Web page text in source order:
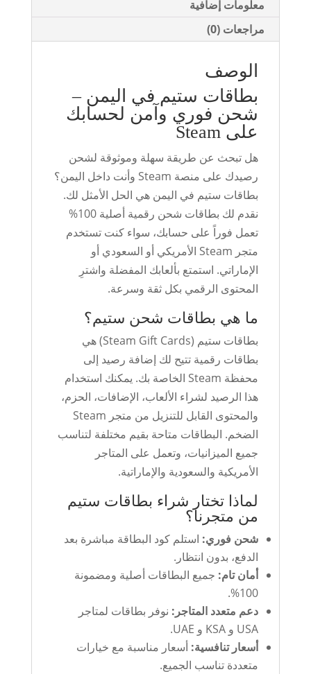
معلومات إضافية
مراجعات (0)
الوصف
بطاقات ستيم في اليمن –
شحن فوري وآمن لحسابك
على Steam
هل تبحث عن طريقة سهلة وموثوقة لشحن
رصيدك على منصة Steam وأنت داخل اليمن؟
بطاقات ستيم في اليمن هي الحل الأمثل لك.
نقدم لك بطاقات شحن رقمية أصلية 100%
تعمل فوراً على حسابك، سواء كنت تستخدم
متجر Steam الأمريكي أو السعودي أو
الإماراتي. استمتع بألعابك المفضلة واشترِ
المحتوى الرقمي بكل ثقة وسرعة.
ما هي بطاقات شحن ستيم؟
بطاقات ستيم (Steam Gift Cards) هي
بطاقات رقمية تتيح لك إضافة رصيد إلى
محفظة Steam الخاصة بك. يمكنك استخدام
هذا الرصيد لشراء الألعاب، الإضافات، الحزم،
والمحتوى القابل للتنزيل من متجر Steam
الضخم. البطاقات متاحة بقيم مختلفة لتناسب
جميع الميزانيات، وتعمل على المتاجر
الأمريكية والسعودية والإماراتية.
لماذا تختار شراء بطاقات ستيم
من متجرنا؟
شحن فوري: استلم كود البطاقة مباشرة بعد
الدفع، بدون انتظار.
أمان تام: جميع البطاقات أصلية ومضمونة
100%.
دعم متعدد المتاجر: نوفر بطاقات لمتاجر
USA و KSA و UAE.
أسعار تنافسية: أسعار مناسبة مع خيارات
متعددة تناسب الجميع.